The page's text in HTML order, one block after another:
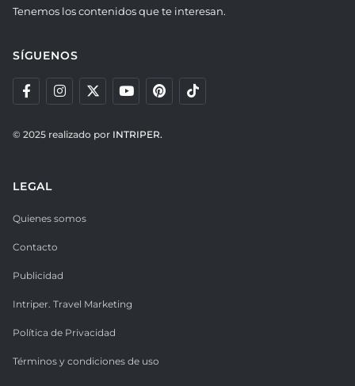
Tenemos los contenidos que te interesan.
SÍGUENOS
© 2025 realizado por INTRIPER.
LEGAL
Quienes somos
Contacto
Publicidad
Intriper. Travel Marketing
Política de Privacidad
Términos y condiciones de uso